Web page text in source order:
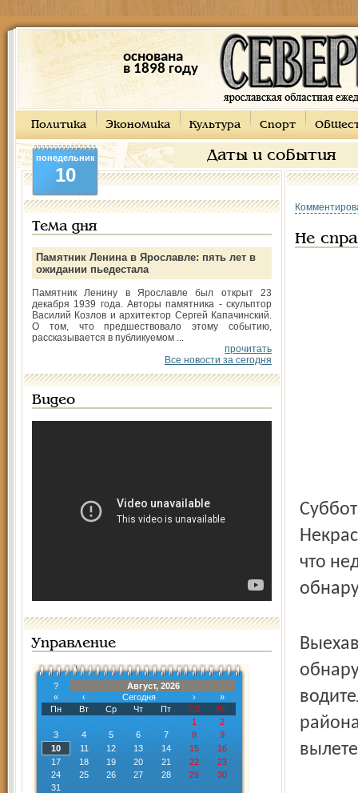
основана
в 1898 году
Политика Экономика Культура Спорт
Даты и события
понедельник
10
Тема дня
Памятник Ленина в Ярославле: пять лет в
ожидании пьедестала
Памятник Ленину в Ярославле был открыт 23
декабря 1939 года. Авторы памятника - скульптор
Василий Козлов и архитектор Сергей Капачинский.
О том, что предшествовало этому событию,
рассказывается в публикуемом ...
прочитать
Все новости за сегодня
Видео
Управление
?
Август, 2026
«
‹ Сегодня ›
»
Пн
Вт Ср Чт Пт Сб
Вс
1
2
3
4 5 6 7 8
9
10
11 12 13 14 15
16
17
18 19 20 21 22
23
24
25 26 27 28 29
30
31
Не
что